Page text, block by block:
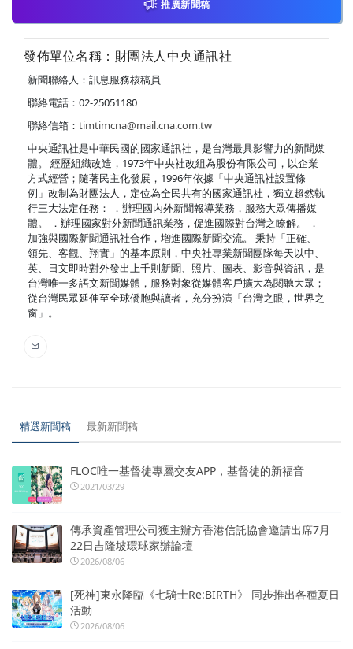
推廣新聞稿
發佈單位名稱：財團法人中央通訊社
新聞聯絡人：訊息服務核稿員
聯絡電話：02-25051180
聯絡信箱： timtimcna@mail.cna.com.tw
中央通訊社是中華民國的國家通訊社，是台灣最具影響力的新聞媒
體。 經歷組織改造，1973年中央社改組為股份有限公司，以企業
方式經營；隨著民主化發展，1996年依據「中央通訊社設置條
例」改制為財團法人，定位為全民共有的國家通訊社，獨立超然執
行三大法定任務： ．辦理國內外新聞報導業務，服務大眾傳播媒
體。 ．辦理國家對外新聞通訊業務，促進國際對台灣之瞭解。 ．
加強與國際新聞通訊社合作，增進國際新聞交流。 秉持「正確、
領先、客觀、翔實」的基本原則，中央社專業新聞團隊每天以中、
英、日文即時對外發出上千則新聞、照片、圖表、影音與資訊，是
台灣唯一多語文新聞媒體，服務對象從媒體客戶擴大為閱聽大眾；
從台灣民眾延伸至全球僑胞與讀者，充分扮演「台灣之眼，世界之
窗」。
精選新聞稿 最新新聞稿
FLOC唯一基督徒專屬交友APP，基督徒的新福音
2021/03/29
傳承資產管理公司獲主辦方香港信託協會邀請出席7月
22日吉隆坡環球家辦論壇
2026/08/06
[死神]東永降臨《七騎士Re:BIRTH》 同步推出各種夏日
活動
2026/08/06